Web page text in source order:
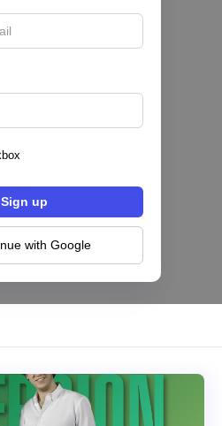
with Google
de cobranzas,
instalar un hub